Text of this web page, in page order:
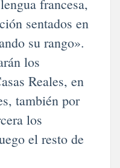
francesa,
sentados en
su rango».
los
Reales, en
también por
los
el resto de